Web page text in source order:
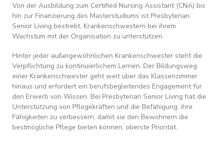
Von der Ausbildung zum Certified Nursing Assistant (CNA) bis
hin zur Finanzierung des Masterstudiums ist Presbyterian
Senior Living bestrebt, Krankenschwestern bei ihrem
Wachstum mit der Organisation zu unterstützen.
Hinter jeder außergewöhnlichen Krankenschwester steht die
Verpflichtung zu kontinuierlichem Lernen. Der Bildungsweg
einer Krankenschwester geht weit über das Klassenzimmer
hinaus und erfordert ein berufsbegleitendes Engagement für
den Erwerb von Wissen. Bei Presbyterian Senior Living hat die
Unterstützung von Pflegekräften und die Befähigung, ihre
Fähigkeiten zu verbessern, damit sie den Bewohnern die
bestmögliche Pflege bieten können, oberste Priorität.